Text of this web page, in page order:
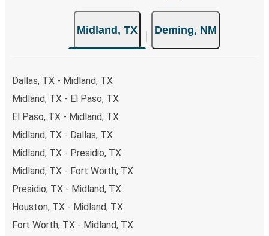
Midland, TX Deming, NM
Dallas, TX - Midland, TX
Midland, TX - El Paso, TX
El Paso, TX - Midland, TX
Midland, TX - Dallas, TX
Midland, TX - Presidio, TX
Midland, TX - Fort Worth, TX
Presidio, TX - Midland, TX
Houston, TX - Midland, TX
Fort Worth, TX - Midland, TX